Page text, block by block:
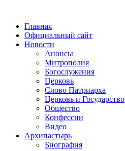
Главная
Официальный сайт
Новости
Анонсы
Митрополия
Богослужения
Церковь
Слово Патриарха
Церковь и Государство
Общество
Конфессии
Видео
Архипастырь
Биография